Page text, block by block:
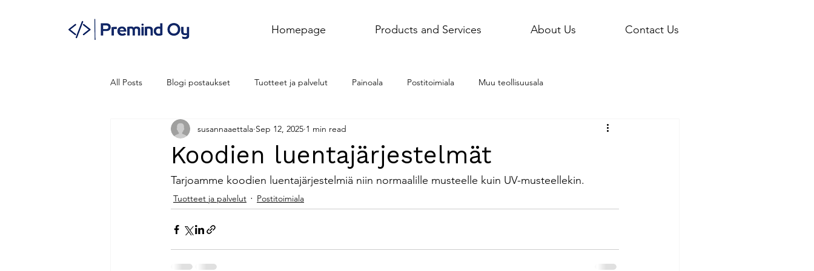
Homepage Products and Services About Us Contact Us
All Posts Blogi postaukset Tuotteet ja palvelut Painoala Postitoimiala Muu teollisuusala
Koodien luentajärjestelmät
susannaaettala Sep 12, 2025 1 min read
Tarjoamme koodien luentajärjestelmiä niin normaalille musteelle kuin UV-musteellekin.
Tuotteet ja palvelut Postitoimiala